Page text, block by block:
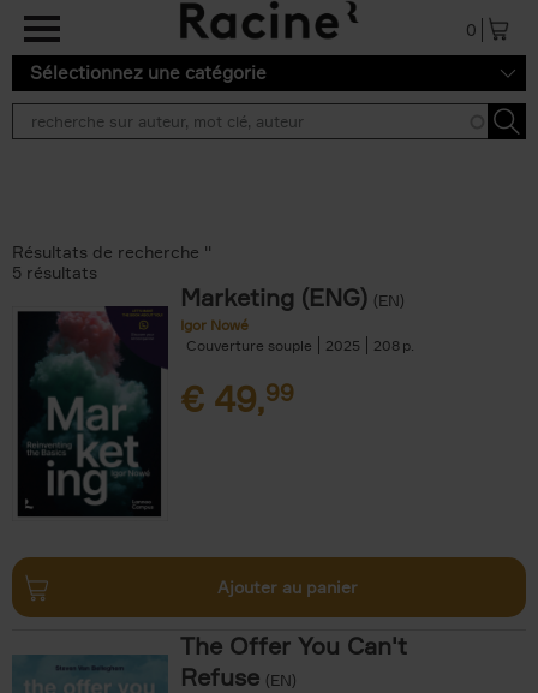
Aller au contenu principal
0
Sélectionnez une catégorie
Résultats de recherche ''
5 résultats
Marketing (ENG) (EN)
Igor Nowé
Couverture souple
2025 208
€ 49,99
Ajouter au panier
The Offer You Can't
Refuse (EN)